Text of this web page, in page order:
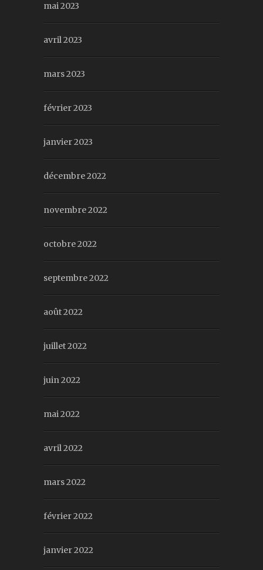
mai 2023
avril 2023
mars 2023
février 2023
janvier 2023
décembre 2022
novembre 2022
octobre 2022
septembre 2022
août 2022
juillet 2022
juin 2022
mai 2022
avril 2022
mars 2022
février 2022
janvier 2022